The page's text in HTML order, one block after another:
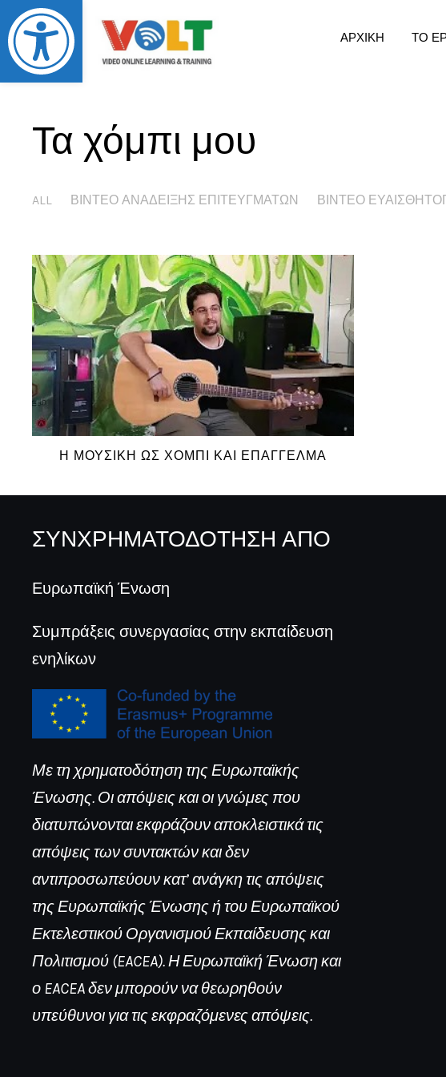
Abrir barra de herramientas
ΑΡΧΙΚΗ ΤΟ
Τα χόμπι μου
ALL ΒΙΝΤΕΟ ΑΝΑΔΕΙΞΗΣ ΕΠΙΤΕΥΓΜΑΤΩΝ ΒΙΝΤΕΟ
Η ΜΟΥΣΙΚΗ ΩΣ ΧΟΜΠΙ ΚΑΙ ΕΠΑΓΓΕΛΜΑ
ΣΥΝΧΡΗΜΑΤΟΔΟΤΗΣΗ ΑΠΟ
Ευρωπαϊκή Ένωση
Συμπράξεις συνεργασίας στην εκπαίδευση
ενηλίκων
Με τη χρηματοδότηση της Ευρωπαϊκής
Ένωσης. Οι απόψεις και οι γνώμες που
διατυπώνονται εκφράζουν αποκλειστικά τις
απόψεις των συντακτών και δεν
αντιπροσωπεύουν κατ’ ανάγκη τις απόψεις
της Ευρωπαϊκής Ένωσης ή του Ευρωπαϊκού
Εκτελεστικού Οργανισμού Εκπαίδευσης και
Πολιτισμού (EACEA). Η Ευρωπαϊκή Ένωση και
ο EACEA δεν μπορούν να θεωρηθούν
υπεύθυνοι για τις εκφραζόμενες απόψεις.